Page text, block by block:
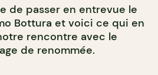
de passer en entrevue le
Bottura et voici ce qui en
rencontre avec le
de renommée.